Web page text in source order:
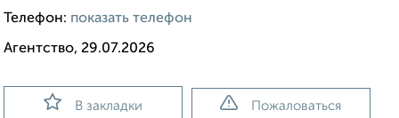
Телефон: показать телефон
Агентство, 29.07.2026
В закладки Пожаловаться